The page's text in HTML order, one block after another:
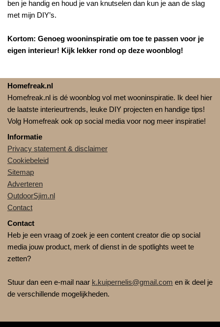
ben je handig en houd je van knutselen dan kun je aan de slag
met mijn DIY’s.
Kortom: Genoeg wooninspiratie om toe te passen voor je
eigen interieur! Kijk lekker rond op deze woonblog!
Homefreak.nl
Homefreak.nl is dé woonblog vol met wooninspiratie. Ik deel hier
de laatste interieurtrends, leuke DIY projecten en handige tips!
Volg Homefreak ook op social media voor nog meer inspiratie!
Informatie
Privacy statement & disclaimer
Cookiebeleid
Sitemap
Adverteren
OutdoorSjim.nl
Contact
Contact
Heb je een vraag of zoek je een content creator die op social
media jouw product, merk of dienst in de spotlights weet te
zetten?
Stuur dan een e-mail naar k.kuipernelis@gmail.com en ik deel je
de verschillende mogelijkheden.